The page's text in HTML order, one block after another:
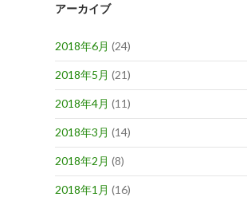
アーカイブ
2018年6月 (24)
2018年5月 (21)
2018年4月 (11)
2018年3月 (14)
2018年2月 (8)
2018年1月 (16)